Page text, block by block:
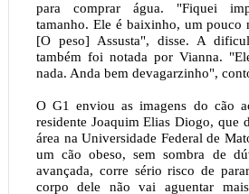
para comprar água. "Fiquei
tamanho. Ele é baixinho, um pouco
[O peso] Assusta", disse. A
também foi notada por Vianna.
nada. Anda bem devagarzinho",
O G1 enviou as imagens do cão
residente Joaquim Elias Diogo, que
área na Universidade Federal de
um cão obeso, sem sombra de
avançada, corre sério risco de
corpo dele não vai aguentar